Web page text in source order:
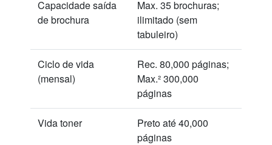
Capacidade saída
de brochura
Max. 35 brochuras;
ilimitado (sem
tabuleiro)
Ciclo de vida
(mensal)
Rec. 80,000 páginas;
Max.² 300,000
páginas
Vida toner
Preto até 40,000
páginas